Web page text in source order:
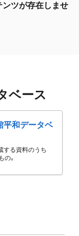
ツが存在しませ
ベース
平和データベ
する資料のうち
の。